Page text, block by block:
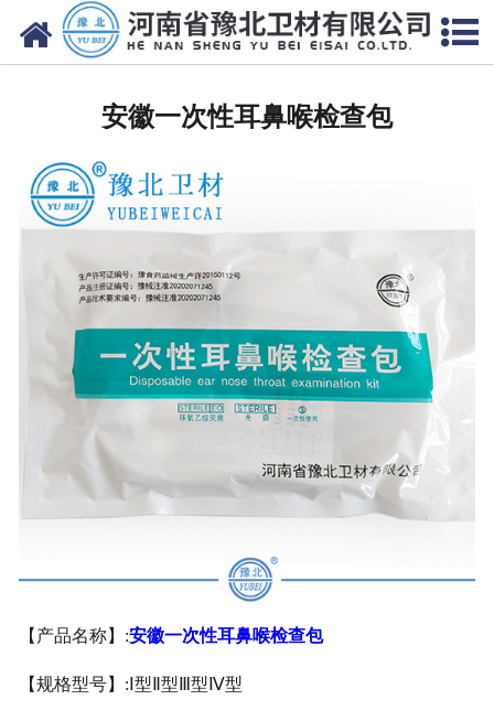
网站首页
安徽医用口罩帽
安徽医用包类
安徽医用手套
安徽防护用品
安徽其他卫材
安徽一次性耳鼻喉检查包
【产品名称】:安徽一次性耳鼻喉检查包
【规格型号】:Ⅰ型Ⅱ型Ⅲ型Ⅳ型